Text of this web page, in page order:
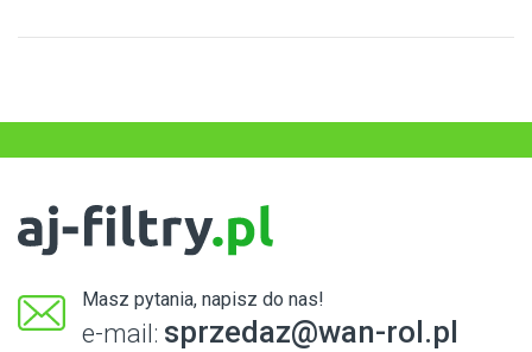
Masz pytania, napisz do nas!
e-mail: sprzedaz@wan-rol.pl